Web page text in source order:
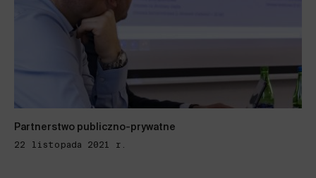
Partnerstwo publiczno-prywatne
22 listopada 2021 r.